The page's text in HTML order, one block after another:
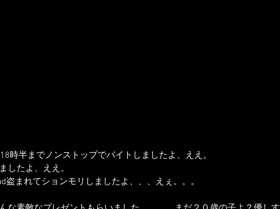
時半までノンストップでバイトしましたよ、ええ。
したよ、ええ。
盗まれてションモリしましたよ、、、えぇ。。。